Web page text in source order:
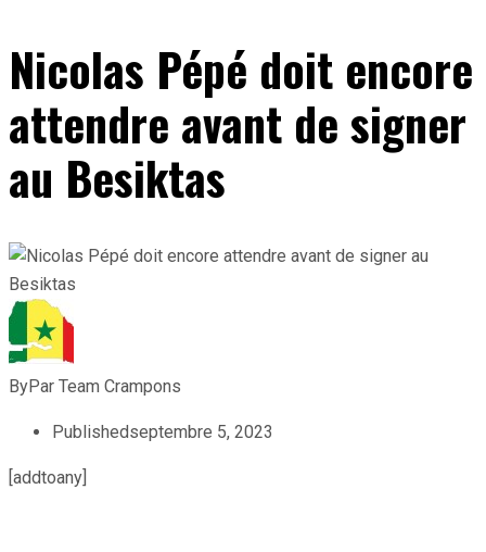
Nicolas Pépé doit encore
attendre avant de signer
au Besiktas
ByPar Team Crampons
Publishedseptembre 5, 2023
[addtoany]